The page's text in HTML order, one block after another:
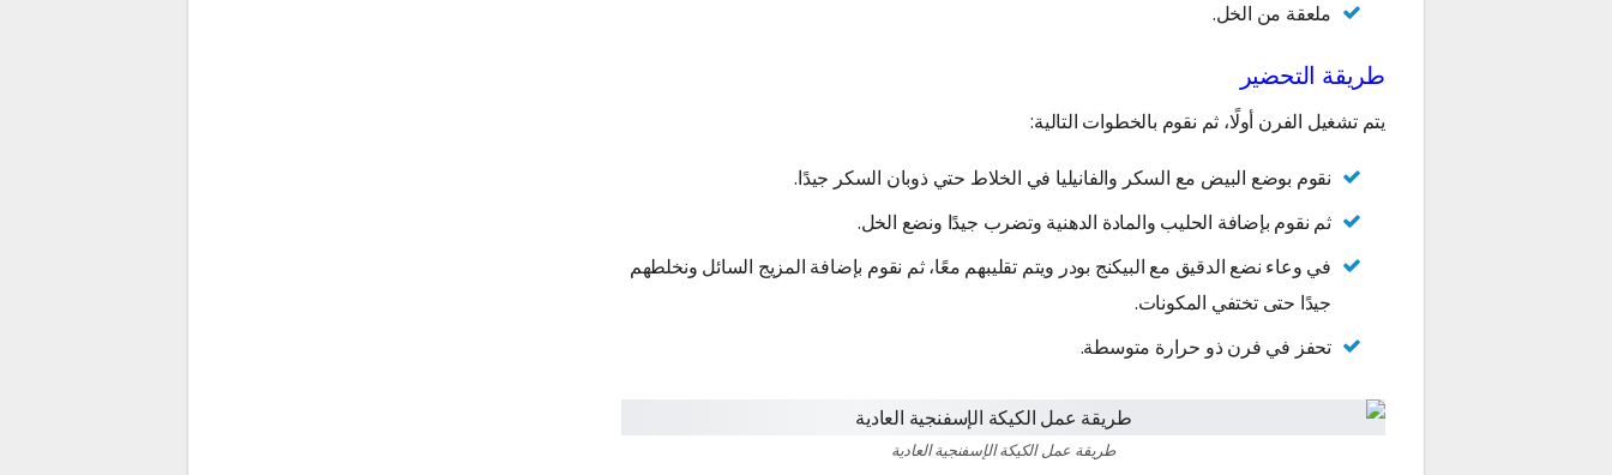
ملعقة من الخل.
طريقة التحضير
يتم تشغيل الفرن أولًا، ثم نقوم بالخطوات التالية:
نقوم بوضع البيض مع السكر والفانيليا في الخلاط حتي ذوبان السكر جيدًا.
ثم نقوم بإضافة الحليب والمادة الدهنية وتضرب جيدًا ونضع الخل.
في وعاء نضع الدقيق مع البيكنج بودر ويتم تقليبهم معًا، ثم نقوم بإضافة المزيج السائل ونخلطهم
جيدًا حتى تختفي المكونات.
تحفز في فرن ذو حرارة متوسطة.
طريقة عمل الكيكة الإسفنجية العادية